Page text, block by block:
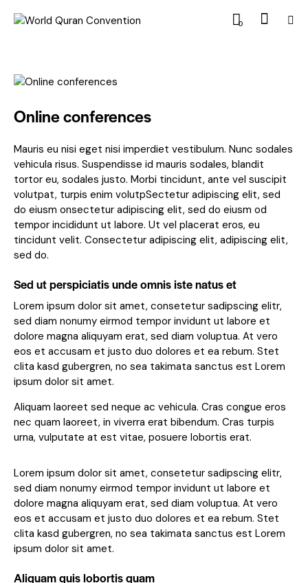
0
Online conferences
Mauris eu nisi eget nisi imperdiet vestibulum. Nunc sodales
vehicula risus. Suspendisse id mauris sodales, blandit
tortor eu, sodales justo. Morbi tincidunt, ante vel suscipit
volutpat, turpis enim volutpSectetur adipiscing elit, sed
do eiusm onsectetur adipiscing elit, sed do eiusm od
tempor incididunt ut labore. Ut vel placerat eros, eu
tincidunt velit. Consectetur adipiscing elit, adipiscing elit,
sed do.
Sed ut perspiciatis unde omnis iste natus et
Lorem ipsum dolor sit amet, consetetur sadipscing elitr,
sed diam nonumy eirmod tempor invidunt ut labore et
dolore magna aliquyam erat, sed diam voluptua. At vero
eos et accusam et justo duo dolores et ea rebum. Stet
clita kasd gubergren, no sea takimata sanctus est Lorem
ipsum dolor sit amet.
Aliquam laoreet sed neque ac vehicula. Cras congue eros
nec quam laoreet, in viverra erat bibendum. Cras turpis
urna, vulputate at est vitae, posuere lobortis erat.
Lorem ipsum dolor sit amet, consetetur sadipscing elitr,
sed diam nonumy eirmod tempor invidunt ut labore et
dolore magna aliquyam erat, sed diam voluptua. At vero
eos et accusam et justo duo dolores et ea rebum. Stet
clita kasd gubergren, no sea takimata sanctus est Lorem
ipsum dolor sit amet.
Aliquam quis lobortis quam